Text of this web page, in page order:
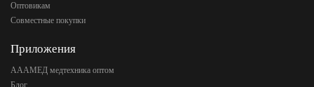
Оптовикам
Совместные покупки
Приложения
АААМЕД медтехника оптом
Блог